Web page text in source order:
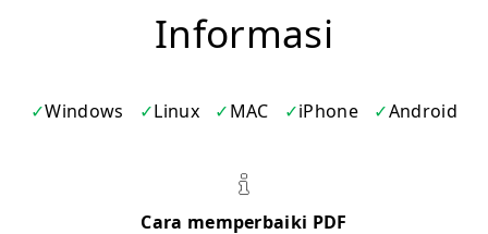
Informasi
Windows Linux MAC iPhone Android
Cara memperbaiki PDF